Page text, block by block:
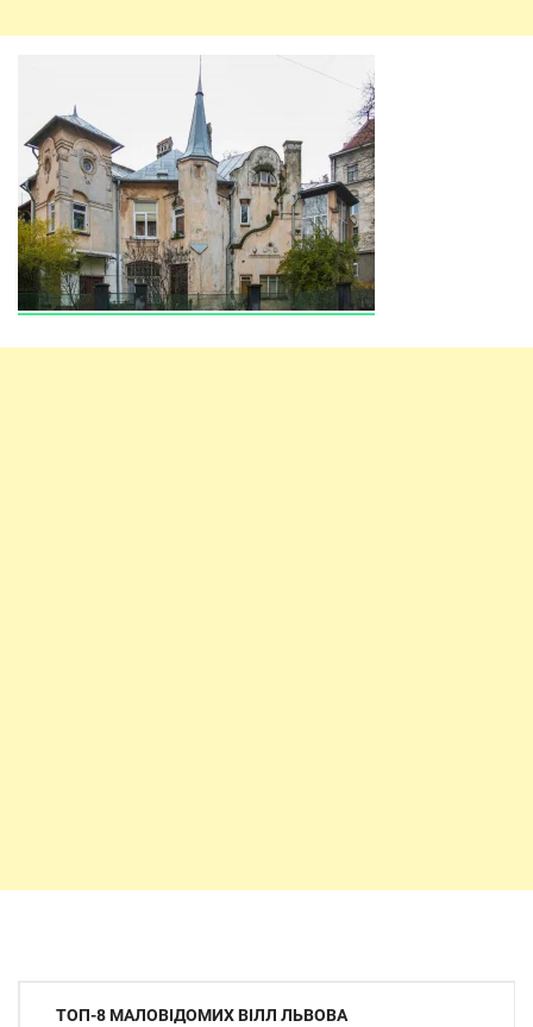
Навігація
ТОП-8 МАЛОВІДОМИХ ВІЛЛ ЛЬВОВА